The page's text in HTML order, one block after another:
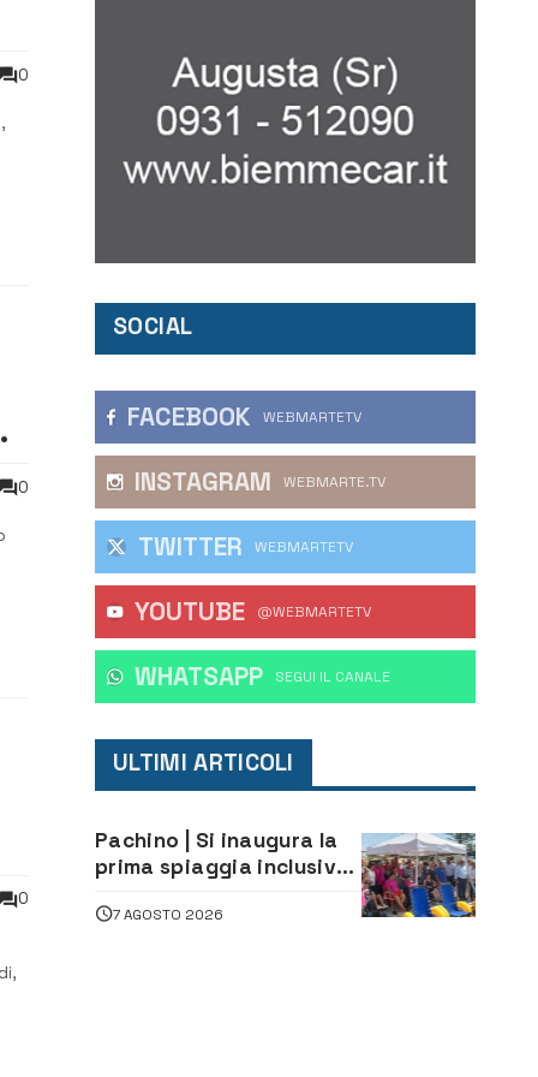
0
0
0
SOCIAL
FACEBOOK WEBMARTETV
INSTAGRAM WEBMARTE.TV
TWITTER WEBMARTETV
YOUTUBE @WEBMARTETV
WHATSAPP ‎SEGUI IL CANALE
ULTIMI ARTICOLI
Pachino | Si inaugura la
prima spiaggia inclusiva
assistenza e prevenzione
7 AGOSTO 2026